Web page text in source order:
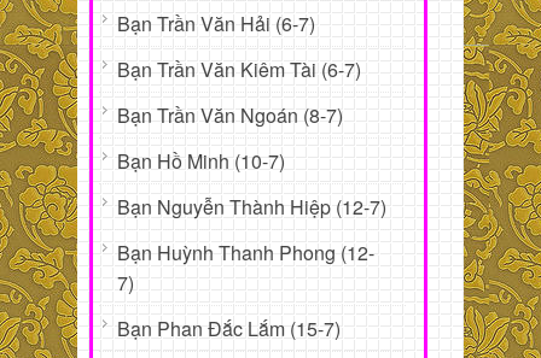
Bạn Trần Văn Hải (6-7)
Bạn Trần Văn Kiêm Tài (6-7)
Bạn Trần Văn Ngoán (8-7)
Bạn Hồ Minh (10-7)
Bạn Nguyễn Thành Hiệp (12-7)
Bạn Huỳnh Thanh Phong (12-
7)
Bạn Phan Đắc Lắm (15-7)